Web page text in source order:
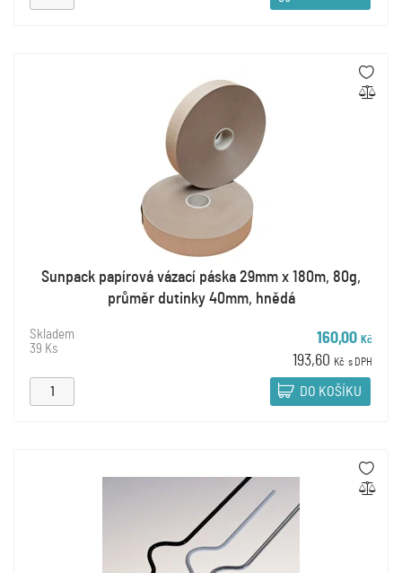
Sunpack papírová vázací páska 29mm x 180m, 80g,
průměr dutinky 40mm, hnědá
Skladem
39 Ks
160,00 Kč
193,60 Kč s DPH
DO KOŠÍKU